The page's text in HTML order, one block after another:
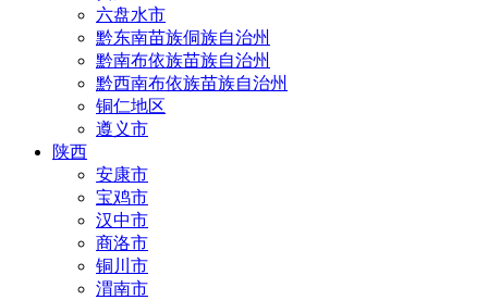
六盘水市
黔东南苗族侗族自治州
黔南布依族苗族自治州
黔西南布依族苗族自治州
铜仁地区
遵义市
陕西
安康市
宝鸡市
汉中市
商洛市
铜川市
渭南市